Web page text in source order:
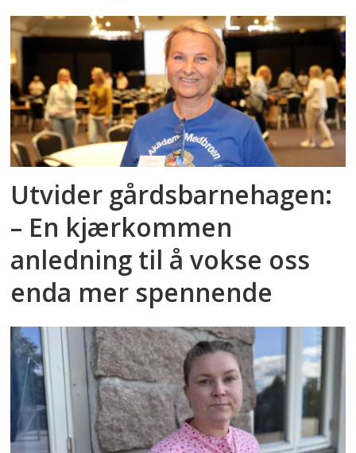
Utvider gårdsbarnehagen:
– En kjærkommen
anledning til å vokse oss
enda mer spennende